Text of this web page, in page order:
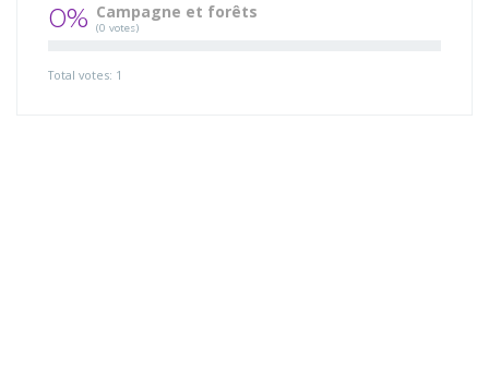
0% Campagne et forêts
(0 votes)
Total votes: 1